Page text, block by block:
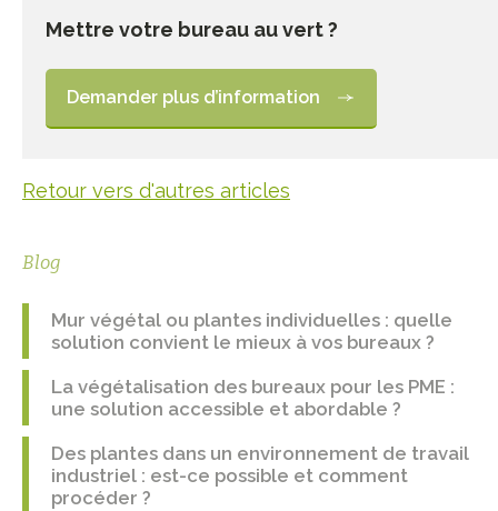
Mettre votre bureau au vert ?
Demander plus d’information
Retour vers d'autres articles
Blog
Mur végétal ou plantes individuelles : quelle
solution convient le mieux à vos bureaux ?
La végétalisation des bureaux pour les PME :
une solution accessible et abordable ?
Des plantes dans un environnement de travail
industriel : est-ce possible et comment
procéder ?